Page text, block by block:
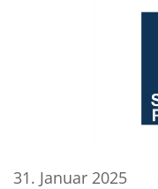
31. Januar 2025